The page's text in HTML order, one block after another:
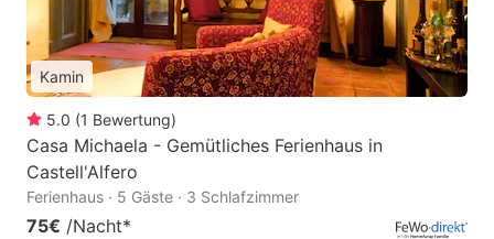
Kamin
5.0 (1 Bewertung)
Casa Michaela - Gemütliches Ferienhaus in
Castell'Alfero
Ferienhaus · 5 Gäste · 3 Schlafzimmer
75€ /Nacht*